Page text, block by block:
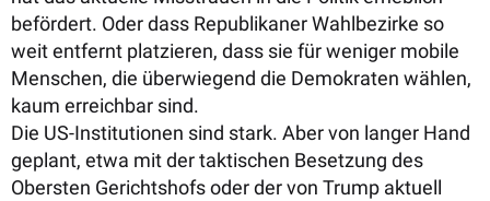
befördert. Oder dass Republikaner Wahlbezirke so
weit entfernt platzieren, dass sie für weniger mobile
Menschen, die überwiegend die Demokraten wählen,
kaum erreichbar sind.
Die US-Institutionen sind stark. Aber von langer Hand
geplant, etwa mit der taktischen Besetzung des
Obersten Gerichtshofs oder der von Trump aktuell